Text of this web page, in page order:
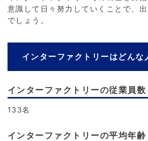
意識して日々努力していくことで、
でしょう。
インターファクトリーはどんな
インターファクトリーの従業員数
133名
インターファクトリーの平均年齢